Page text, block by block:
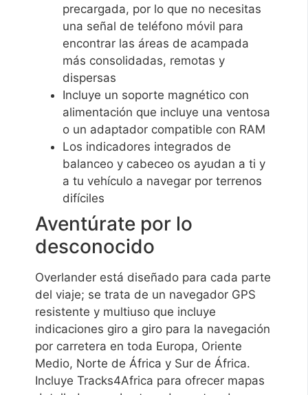
precargada, por lo que no necesitas
una señal de teléfono móvil para
encontrar las áreas de acampada
más consolidadas, remotas y
dispersas
Incluye un soporte magnético con
alimentación que incluye una ventosa
o un adaptador compatible con RAM
Los indicadores integrados de
balanceo y cabeceo os ayudan a ti y
a tu vehículo a navegar por terrenos
difíciles
Aventúrate por lo
desconocido
Overlander está diseñado para cada parte
del viaje; se trata de un navegador GPS
resistente y multiuso que incluye
indicaciones giro a giro para la navegación
por carretera en toda Europa, Oriente
Medio, Norte de África y Sur de África.
Incluye Tracks4Africa para ofrecer mapas